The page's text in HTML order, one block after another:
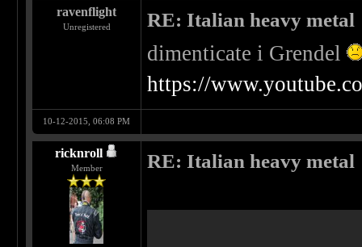
ravenflight
Unregistered RE: Italian heavy metal
dimenticate i Grendel
https://
10-12-2015, 06:08 PM
ricknroll
Member RE: Italian heavy metal